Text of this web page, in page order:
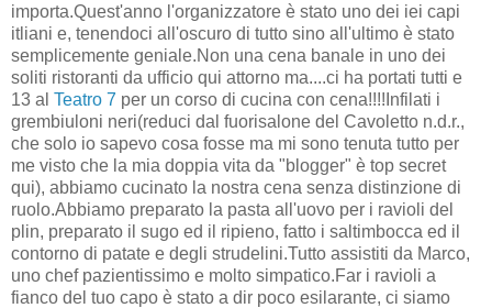
importa.Quest'anno l'organizzatore è stato uno dei iei capi
itliani e, tenendoci all'oscuro di tutto sino all'ultimo è stato
semplicemente geniale.Non una cena banale in uno dei
soliti ristoranti da ufficio qui attorno ma....ci ha portati tutti e
13 al Teatro 7 per un corso di cucina con cena!!!!Infilati i
grembiuloni neri(reduci dal fuorisalone del Cavoletto n.d.r.,
che solo io sapevo cosa fosse ma mi sono tenuta tutto per
me visto che la mia doppia vita da "blogger" è top secret
qui), abbiamo cucinato la nostra cena senza distinzione di
ruolo.Abbiamo preparato la pasta all'uovo per i ravioli del
plin, preparato il sugo ed il ripieno, fatto i saltimbocca ed il
contorno di patate e degli strudelini.Tutto assistiti da Marco,
uno chef pazientissimo e molto simpatico.Far i ravioli a
fianco del tuo capo è stato a dir poco esilarante, ci siamo